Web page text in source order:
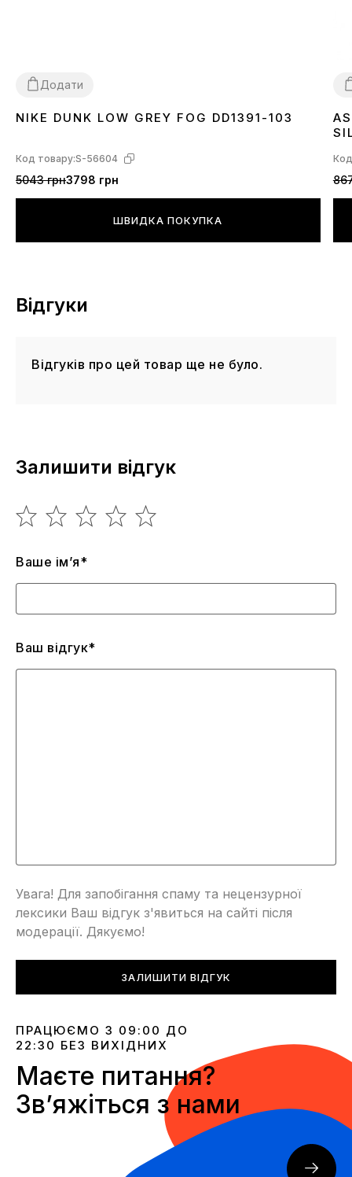
Додати
3637 383940 4142 43 44 45
NIKE DUNK LOW GREY FOG DD1391-103
Код товару:S-56604
5043 грн3798 грн
ШВИДКА ПОКУПКА
Відгуки
Відгуків про цей товар ще не було.
Залишити відгук
Ваше ім’я*
Ваш відгук*
Увага! Для запобігання спаму та нецензурної
лексики Ваш відгук з'явиться на сайті після
модерації. Дякуємо!
ЗАЛИШИТИ ВІДГУК
ПРАЦЮЄМО З 09:00 ДО
22:30 БЕЗ ВИХІДНИХ
Маєте питання?
Звʼяжіться з нами